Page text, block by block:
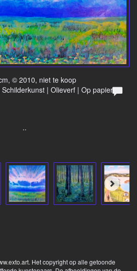
© 2010, niet te koop
| Olieverf | Op papier
..
. Het copyright op alle getoonde